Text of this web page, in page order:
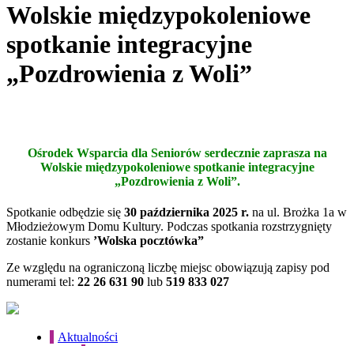
Wolskie międzypokoleniowe
spotkanie integracyjne
„Pozdrowienia z Woli”
Ośrodek Wsparcia dla Seniorów serdecznie zaprasza na
Wolskie międzypokoleniowe spotkanie integracyjne
„Pozdrowienia z Woli”.
Spotkanie odbędzie się 30 października 2025 r. na ul. Brożka 1a w
Młodzieżowym Domu Kultury. Podczas spotkania rozstrzygnięty
zostanie konkurs ’Wolska pocztówka”
Ze względu na ograniczoną liczbę miejsc obowiązują zapisy pod
numerami tel: 22 26 631 90 lub 519 833 027
Aktualności